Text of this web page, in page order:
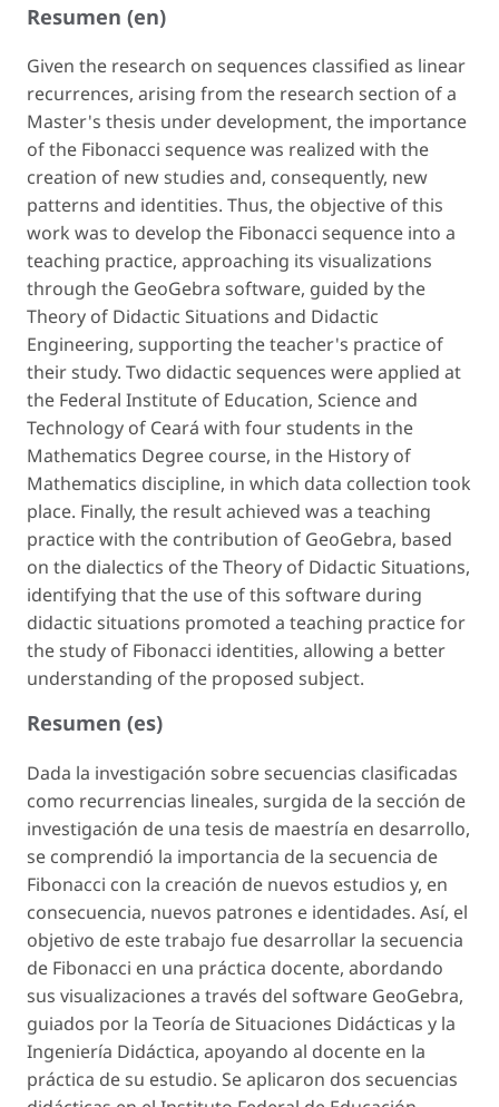
Resumen (en)
Given the research on sequences classified as linear
recurrences, arising from the research section of a
Master's thesis under development, the importance
of the Fibonacci sequence was realized with the
creation of new studies and, consequently, new
patterns and identities. Thus, the objective of this
work was to develop the Fibonacci sequence into a
teaching practice, approaching its visualizations
through the GeoGebra software, guided by the
Theory of Didactic Situations and Didactic
Engineering, supporting the teacher's practice of
their study. Two didactic sequences were applied at
the Federal Institute of Education, Science and
Technology of Ceará with four students in the
Mathematics Degree course, in the History of
Mathematics discipline, in which data collection took
place. Finally, the result achieved was a teaching
practice with the contribution of GeoGebra, based
on the dialectics of the Theory of Didactic Situations,
identifying that the use of this software during
didactic situations promoted a teaching practice for
the study of Fibonacci identities, allowing a better
understanding of the proposed subject.
Resumen (es)
Dada la investigación sobre secuencias clasificadas
como recurrencias lineales, surgida de la sección de
investigación de una tesis de maestría en desarrollo,
se comprendió la importancia de la secuencia de
Fibonacci con la creación de nuevos estudios y, en
consecuencia, nuevos patrones e identidades. Así, el
objetivo de este trabajo fue desarrollar la secuencia
de Fibonacci en una práctica docente, abordando
sus visualizaciones a través del software GeoGebra,
guiados por la Teoría de Situaciones Didácticas y la
Ingeniería Didáctica, apoyando al docente en la
práctica de su estudio. Se aplicaron dos secuencias